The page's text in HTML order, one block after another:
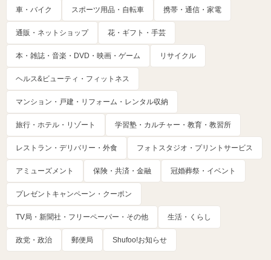
車・バイク スポーツ用品・自転車 携帯・通信・家電
通販・ネットショップ 花・ギフト・手芸
本・雑誌・音楽・DVD・映画・ゲーム リサイクル
ヘルス&ビューティ・フィットネス
マンション・戸建・リフォーム・レンタル収納
旅行・ホテル・リゾート 学習塾・カルチャー・教育・教習所
レストラン・デリバリー・外食 フォトスタジオ・プリントサービス
アミューズメント 保険・共済・金融 冠婚葬祭・イベント
プレゼントキャンペーン・クーポン
TV局・新聞社・フリーペーパー・その他 生活・くらし
政党・政治 郵便局 Shufoo!お知らせ